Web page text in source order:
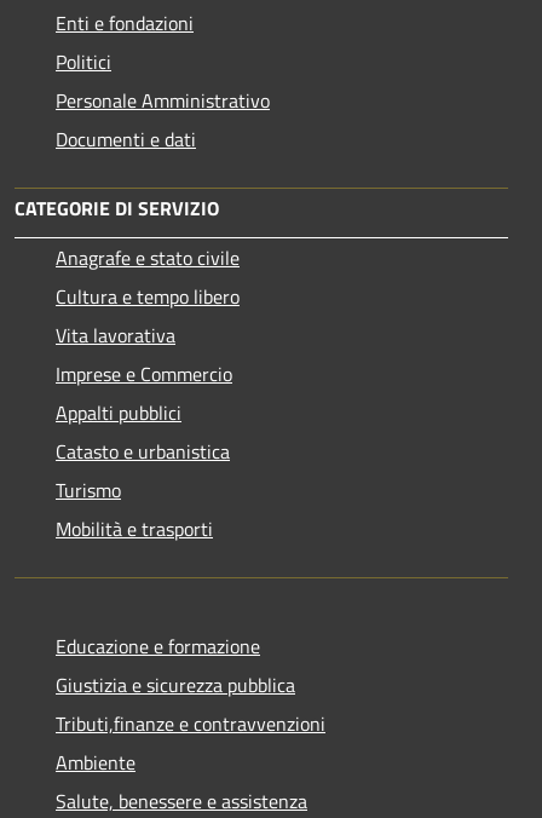
Enti e fondazioni
Politici
Personale Amministrativo
Documenti e dati
CATEGORIE DI SERVIZIO
Anagrafe e stato civile
Cultura e tempo libero
Vita lavorativa
Imprese e Commercio
Appalti pubblici
Catasto e urbanistica
Turismo
Mobilità e trasporti
Educazione e formazione
Giustizia e sicurezza pubblica
Tributi,finanze e contravvenzioni
Ambiente
Salute, benessere e assistenza